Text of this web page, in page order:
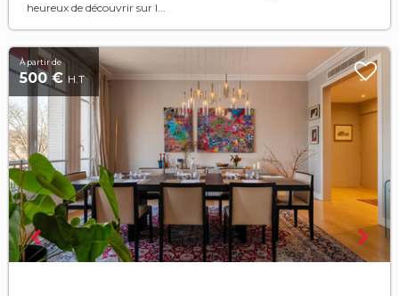
heureux de découvrir sur l...
À partir de
500 €H.T